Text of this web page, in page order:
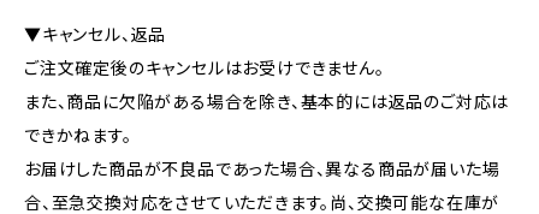
▼キャンセル、返品
ご注文確定後のキャンセルはお受けできません。
また、商品に欠陥がある場合を除き、基本的には返品のご対応は
できかねます。
お届けした商品が不良品であった場合、異なる商品が届いた場
合、至急交換対応をさせていただきます。尚、交換可能な在庫が